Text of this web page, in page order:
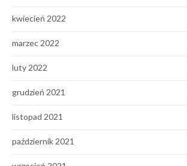
kwiecień 2022
marzec 2022
luty 2022
grudzień 2021
listopad 2021
październik 2021